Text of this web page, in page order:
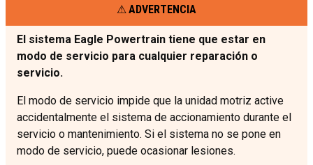
ADVERTENCIA
El sistema Eagle Powertrain tiene que estar en
modo de servicio para cualquier reparación o
servicio.
El modo de servicio impide que la unidad motriz active
accidentalmente el sistema de accionamiento durante el
servicio o mantenimiento. Si el sistema no se pone en
modo de servicio, puede ocasionar lesiones.